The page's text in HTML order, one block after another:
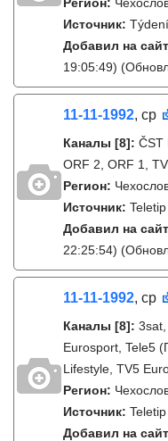
Источник:
Добавил на
19:05:49)
11-11-1992, ср
Каналы [8]: ČST
ORF 2, ORF 1,
Регион:
Источник: Teletip
Добавил на
22:25:54)
11-11-1992, ср
Каналы [8]:
Eurosport, Tele5
Lifestyle, TV5
Регион:
Источник: Teletip
Добавил на